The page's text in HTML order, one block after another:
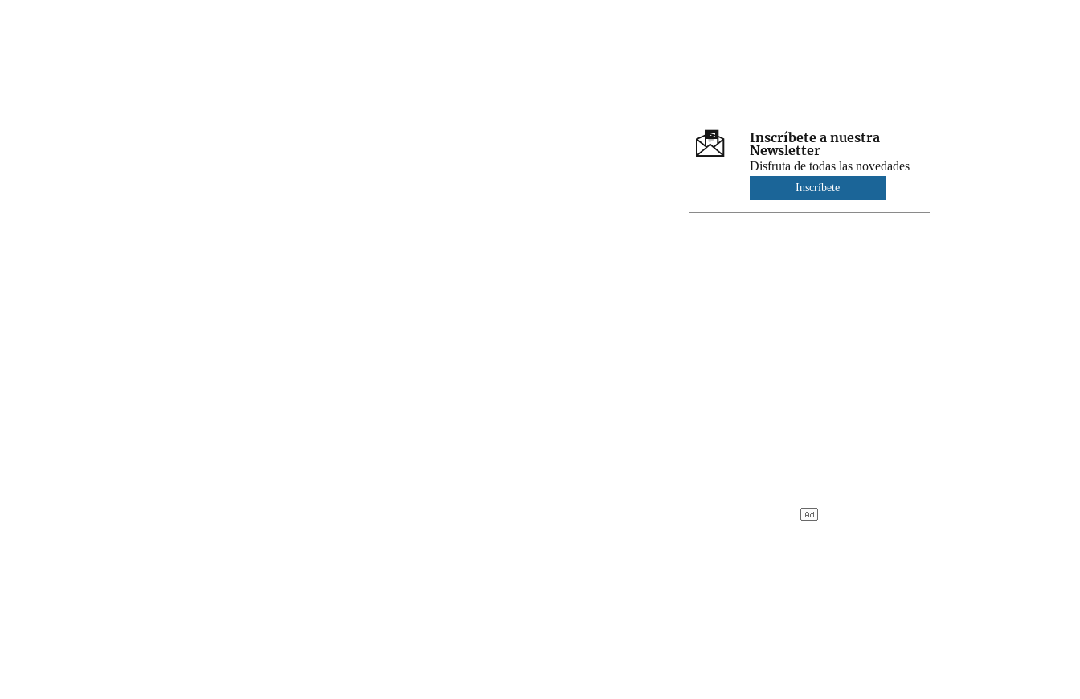
Inscríbete a nuestra
Newsletter
Disfruta de todas las novedades
Inscríbete